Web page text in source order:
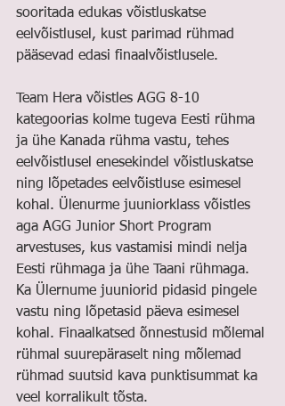
sooritada edukas võistluskatse
eelvõistlusel, kust parimad rühmad
pääsevad edasi finaalvõistlusele.
Team Hera võistles AGG 8-10
kategoorias kolme tugeva Eesti rühma
ja ühe Kanada rühma vastu, tehes
eelvõistlusel enesekindel võistluskatse
ning lõpetades eelvõistluse esimesel
kohal. Ülenurme juuniorklass võistles
aga AGG Junior Short Program
arvestuses, kus vastamisi mindi nelja
Eesti rühmaga ja ühe Taani rühmaga.
Ka Ülernume juuniorid pidasid pingele
vastu ning lõpetasid päeva esimesel
kohal. Finaalkatsed õnnestusid mõlemal
rühmal suurepäraselt ning mõlemad
rühmad suutsid kava punktisummat ka
veel korralikult tõsta.